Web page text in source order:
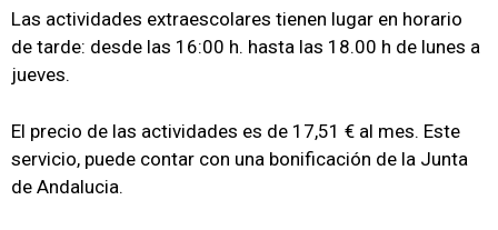
Las actividades extraescolares tienen lugar en horario
de tarde: desde las 16:00 h. hasta las 18.00 h de lunes a
jueves.
El precio de las actividades es de 17,51 € al mes. Este
servicio, puede contar con una bonificación de la Junta
de Andalucia.